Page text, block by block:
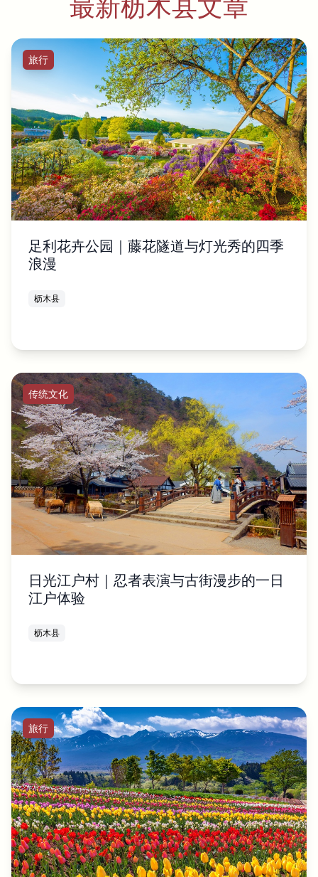
最新枥木县文章
旅行
足利花卉公园｜藤花隧道与灯光秀的四季
浪漫
枥木县
传统文化
日光江户村｜忍者表演与古街漫步的一日
江户体验
枥木县
旅行